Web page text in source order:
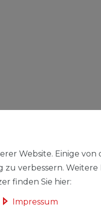
Website. Einige
verbessern.
finden Sie hier:
Impressum